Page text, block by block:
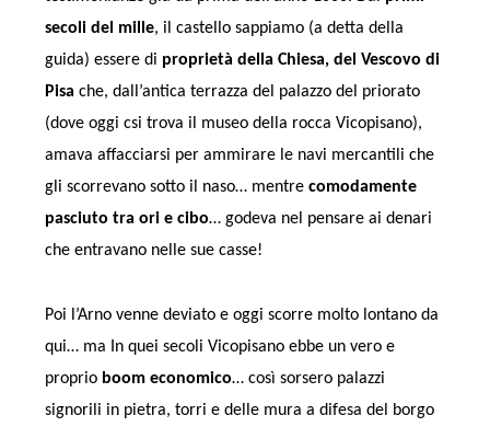
secoli del mille, il castello sappiamo (a detta della
guida) essere di proprietà della Chiesa, del Vescovo di
Pisa che, dall’antica terrazza del palazzo del priorato
(dove oggi csi trova il museo della rocca Vicopisano),
amava affacciarsi per ammirare le navi mercantili che
gli scorrevano sotto il naso… mentre comodamente
pasciuto tra ori e cibo… godeva nel pensare ai denari
che entravano nelle sue casse!
Poi l’Arno venne deviato e oggi scorre molto lontano da
qui… ma In quei secoli Vicopisano ebbe un vero e
proprio boom economico… così sorsero palazzi
signorili in pietra, torri e delle mura a difesa del borgo